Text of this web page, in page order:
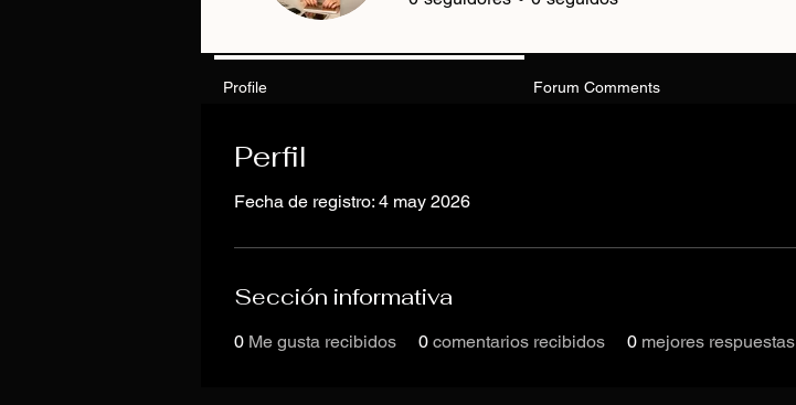
Perfil
Fecha de registro: 4 may 2026
Sección informativa
0 Me gusta recibidos 0 comentarios recibidos 0 mejores respuestas
Profile Forum Comments